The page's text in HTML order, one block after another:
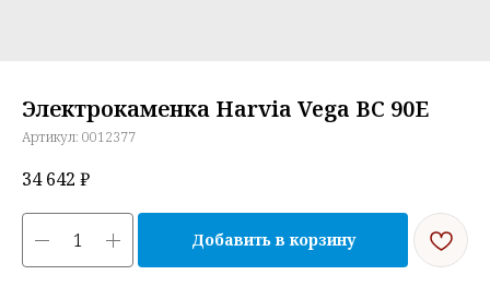
Электрокаменка Harvia Vega BC 90E
Артикул: 0012377
34 642 ₽
Добавить в корзину